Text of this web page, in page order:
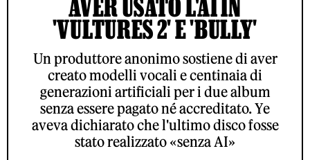
AVER USATO L'AI IN
'VULTURES 2' E 'BULLY'
Un produttore anonimo sostiene di aver
creato modelli vocali e centinaia di
generazioni artificiali per i due album
senza essere pagato né accreditato. Ye
aveva dichiarato che l'ultimo disco fosse
stato realizzato «senza AI»